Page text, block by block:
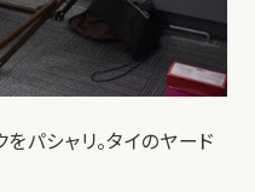
パシャリ。タイのヤード